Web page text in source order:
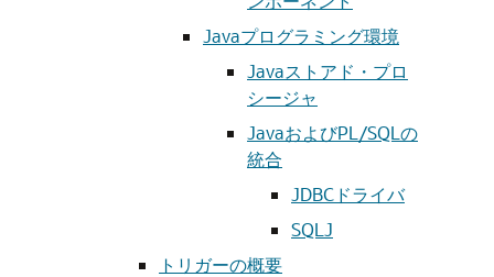
Javaプログラミング環境
Javaストアド・プロ
シージャ
JavaおよびPL/SQLの
統合
JDBCドライバ
SQLJ
トリガーの概要